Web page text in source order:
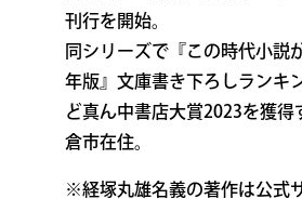
刊行を開始。
同シリーズで『この時代小説
年版』文庫書き下ろしランキ
ど真ん中書店大賞2023を獲得
倉市在住。
※経塚丸雄名義の著作は公式